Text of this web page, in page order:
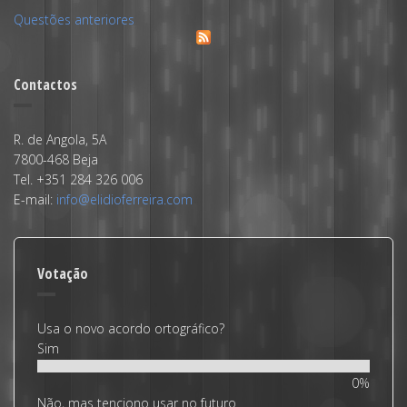
Questões anteriores
Contactos
R. de Angola, 5A
7800-468 Beja
Tel. +351 284 326 006
E-mail: info@elidioferreira.com
Votação
Usa o novo acordo ortográfico?
Sim
0%
Não, mas tenciono usar no futuro